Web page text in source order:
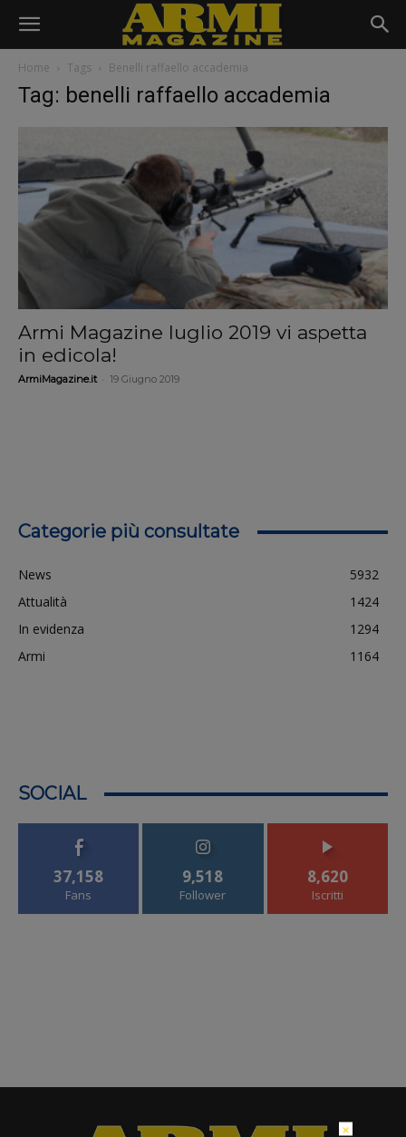
Home Tags Benelli raffaello accademia
Tag: benelli raffaello accademia
Armi Magazine luglio 2019 vi aspetta
in edicola!
ArmiMagazine.it 19 Giugno 2019
Categorie più consultate
News
5932
Attualità
1424
In evidenza
1294
Armi
1164
SOCIAL
37,158
Fans
9,518
Follower
8,620
Iscritti
×